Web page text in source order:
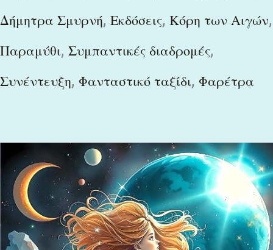
Δήμητρα Σμυρνή, Εκδόσεις, Κόρη των Αιγών,
Παραμύθι, Συμπαντικές διαδρομές,
Συνέντευξη, Φανταστικό ταξίδι, Φαρέτρα
δύο
νέα
βιβλία